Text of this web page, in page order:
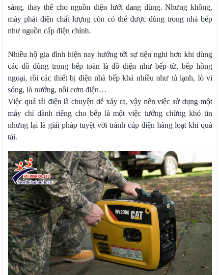
sáng, thay thế cho nguồn điện lưới đang dùng. Nhưng không,
máy phát điện chất lượng còn có thể được dùng trong nhà bếp
như nguồn cấp điện chính.
Nhiều hộ gia đình hiện nay hướng tới sự tiện nghi hơn khi dùng
các đồ dùng trong bếp toàn là đồ điện như bếp từ, bếp hồng
ngoại, rồi các thiết bị điện nhà bếp khá nhiều như tủ lạnh, lò vi
sóng, lò nướng, nồi cơm điện…
Việc quá tải điện là chuyện dễ xảy ra, vậy nên việc sử dụng một
máy chỉ dành riêng cho bếp là một việc tưởng chừng khó tin
nhưng lại là giải pháp tuyệt vời tránh cúp điện hàng loạt khi quá
tải.